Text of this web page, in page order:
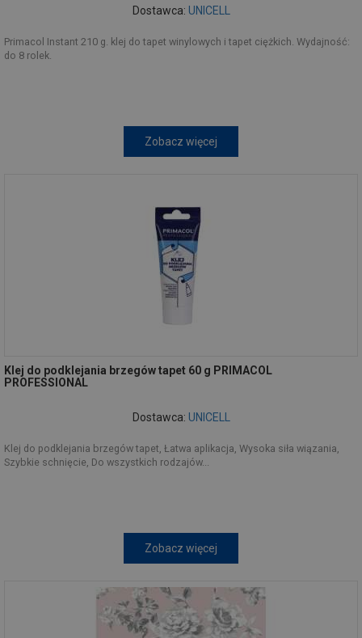
Dostawca: UNICELL
Primacol Instant 210 g. klej do tapet winylowych i tapet ciężkich. Wydajność:
do 8 rolek.
Zobacz więcej
Klej do podklejania brzegów tapet 60 g PRIMACOL
PROFESSIONAL
Dostawca: UNICELL
Klej do podklejania brzegów tapet, Łatwa aplikacja, Wysoka siła wiązania,
Szybkie schnięcie, Do wszystkich rodzajów...
Zobacz więcej